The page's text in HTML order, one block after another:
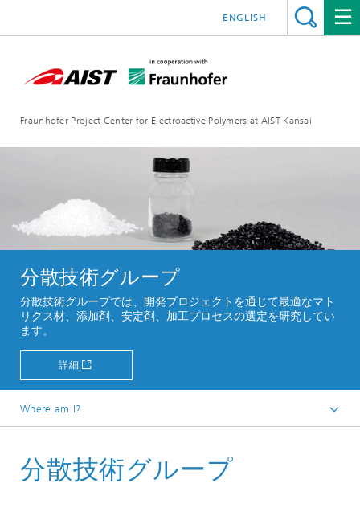
Fraunhofer Project Center for Electroactive Polymers at AIST Kansai
ENGLISH
分散技術グループ
分散技術グループでは、開発プロジェクトを通じて最適なマト
リクス材、添加剤、安定剤、加工プロセスの選定を研究してい
ます。
詳細
Where am I?
分散技術グループ